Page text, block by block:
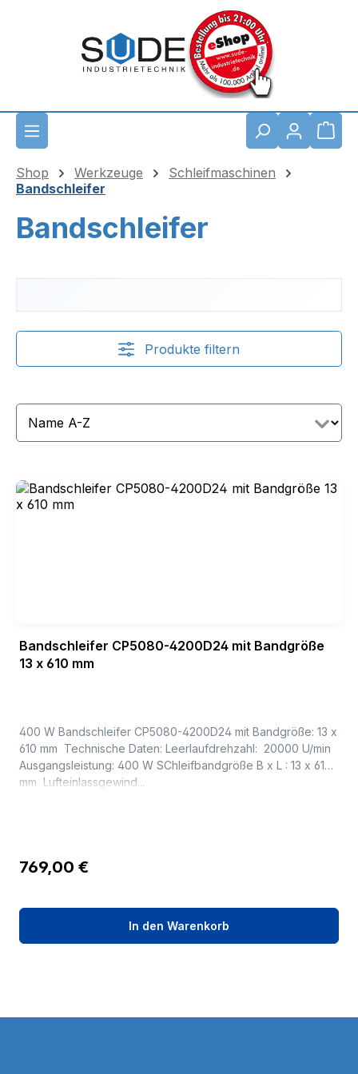
Shop Werkzeuge
Schleifmaschinen
Bandschleifer
Bandschleifer
Produkte filtern
Bandschleifer CP5080-4200D24 mit Bandgröße
13 x 610 mm
400 W Bandschleifer CP5080-4200D24 mit Bandgröße: 13 x
610 mm Technische Daten: Leerlaufdrehzahl: 20000 U/min
Ausgangsleistung: 400 W SChleifbandgröße B x L : 13 x 610
mm Lufteinlassgewind...
Regulärer Preis:
769,00 €
In den Warenkorb